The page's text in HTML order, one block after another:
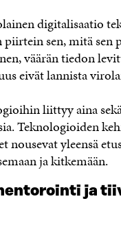
digitalisaatio
piirtein sen, mitä sen
väärän tiedon
eivät lannista
liittyy aina
Teknologioiden
nousevat yleensä
ja kitkemään.
ja